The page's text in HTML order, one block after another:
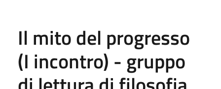
Il mito del progresso
(I incontro) - gruppo